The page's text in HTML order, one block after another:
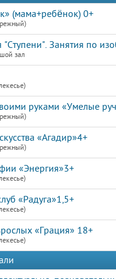
(мама+ребёнок) 0+
"Ступени". Занятия по
зал
руками «Умелые
«Агадир»4+
«Энергия»3+
«Радуга»1,5+
«Грация» 18+